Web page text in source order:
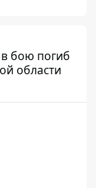
в бою погиб
области